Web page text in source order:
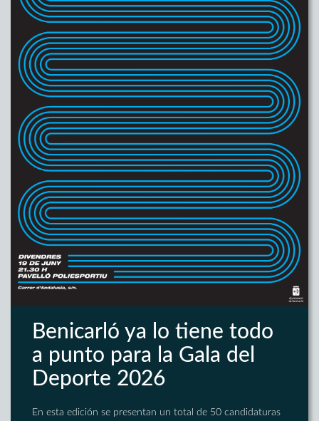
Benicarló ya lo tiene todo
a punto para la Gala del
Deporte 2026
En esta edición se presentan un total de 50 candidaturas